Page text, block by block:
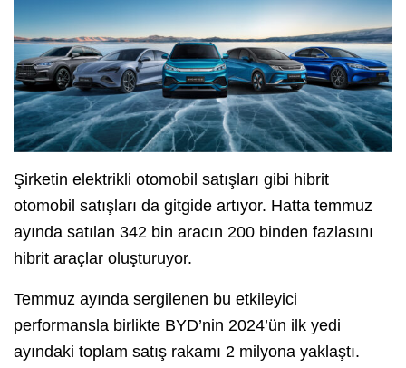
Şirketin elektrikli otomobil satışları gibi hibrit
otomobil satışları da gitgide artıyor. Hatta temmuz
ayında satılan 342 bin aracın 200 binden fazlasını
hibrit araçlar oluşturuyor.
Temmuz ayında sergilenen bu etkileyici
performansla birlikte BYD’nin 2024’ün ilk yedi
ayındaki toplam satış rakamı 2 milyona yaklaştı.